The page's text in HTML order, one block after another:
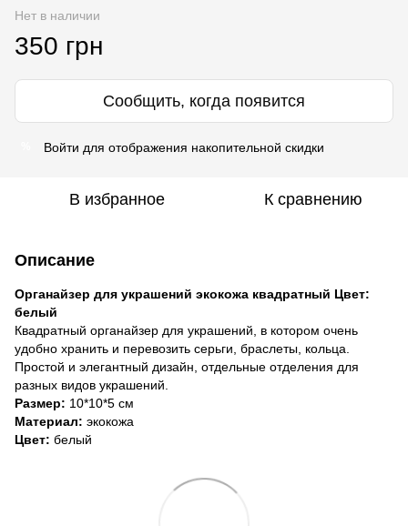
Нет в наличии
350 грн
Сообщить, когда появится
Войти для отображения накопительной скидки
В избранное К сравнению
Описание
Органайзер для украшений экокожа квадратный Цвет:
белый
Квадратный органайзер для украшений, в котором очень
удобно хранить и перевозить серьги, браслеты, кольца.
Простой и элегантный дизайн, отдельные отделения для
разных видов украшений.
Размер: 10*10*5 см
Материал: экокожа
Цвет: белый